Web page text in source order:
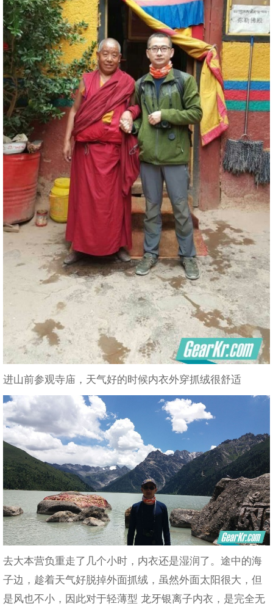
进山前参观寺庙，天气好的时候内衣外穿抓绒很舒适
去大本营负重走了几个小时，内衣还是湿润了。途中的海
子边，趁着天气好脱掉外面抓绒，虽然外面太阳很大，但
是风也不小，因此对于轻薄型 龙牙银离子内衣，是完全无